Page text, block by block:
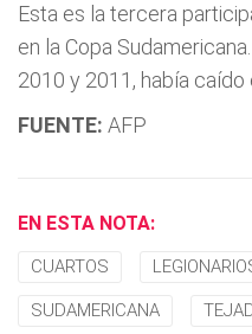
Esta es la tercera
en la Copa
2010 y 2011, había caído
FUENTE: AFP
EN ESTA NOTA:
CUARTOS
SUDAMERICANA